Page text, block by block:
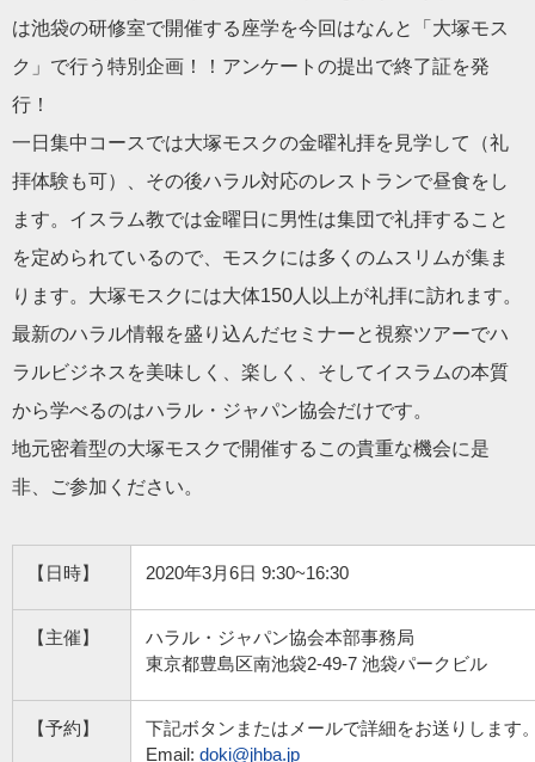
は池袋の研修室で開催する座学を今回はなんと「大塚モス
ク」で行う特別企画！！アンケートの提出で終了証を発
行！
一日集中コースでは大塚モスクの金曜礼拝を見学して（礼
拝体験も可）、その後ハラル対応のレストランで昼食をし
ます。イスラム教では金曜日に男性は集団で礼拝すること
を定められているので、モスクには多くのムスリムが集ま
ります。大塚モスクには大体150人以上が礼拝に訪れます。
最新のハラル情報を盛り込んだセミナーと視察ツアーでハ
ラルビジネスを美味しく、楽しく、そしてイスラムの本質
から学べるのはハラル・ジャパン協会だけです。
地元密着型の大塚モスクで開催するこの貴重な機会に是
非、ご参加ください。
【日時】 2020年3月6日 9:30~16:30
【主催】
ハラル・ジャパン協会本部事務局
東京都豊島区南池袋2-49-7 池袋パークビル
【予約】
下記ボタンまたはメールで詳細をお送りします
Email: doki@jhba.jp